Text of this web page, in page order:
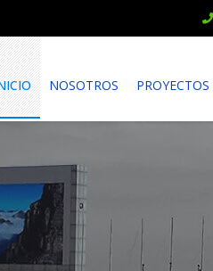
NOSOTROS PROYECTOS